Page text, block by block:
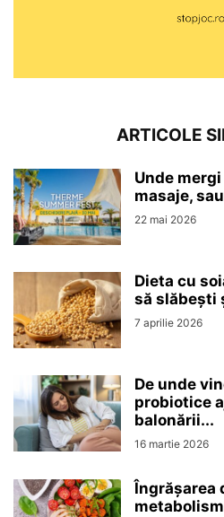
ARTICOLE
Unde
masaje,
22 mai 2026
Dieta cu
să slăbești
7 aprilie 2026
De unde
probiotice
balonării...
16 martie 2026
Îngrășarea